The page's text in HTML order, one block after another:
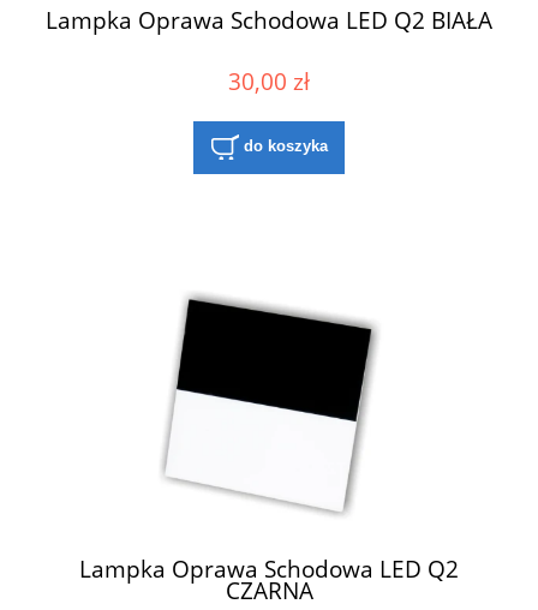
Lampka Oprawa Schodowa LED Q2 BIAŁA
30,00 zł
do koszyka
Lampka Oprawa Schodowa LED Q2
CZARNA